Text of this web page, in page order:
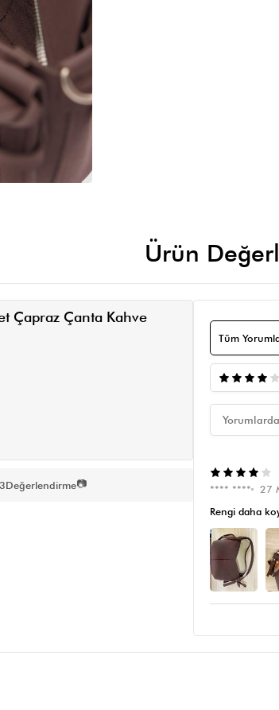
Ürün
Çapraz Çanta Kahve
3Değerlendirme📷
Tüm
**** ****
27
Rengi daha